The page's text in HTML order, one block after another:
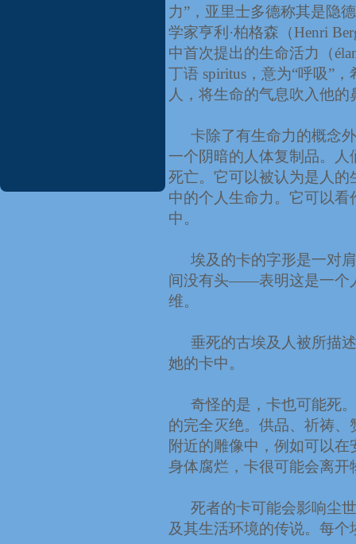
力”，亚里士多德称其是隐
学家亨利·柏格森（Henri
中首次提出的生命活力（
丁语 spiritus ，意为“呼吸”
人，将生命的气息吹入他
卡除了有生命力的概念
一个阴暗的人体复制品。
死亡。它可以被认为是人
中的个人生命力。它可以
中。
埃及的卡的字形是一对
间没有头——表明这是一个
维。
垂死的古埃及人被所描
她的卡中。
奇怪的是，卡也可能死
的完全灭绝。供品、祈祷
附近的雕像中，例如可以
身体腐烂，卡很可能会离开
死者的卡可能会影响尘
及其生活环境的传说。每